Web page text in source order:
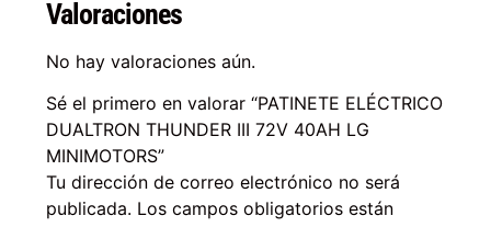
Valoraciones
No hay valoraciones aún.
Sé el primero en valorar “PATINETE ELÉCTRICO
DUALTRON THUNDER III 72V 40AH LG
MINIMOTORS”
Tu dirección de correo electrónico no será
publicada. Los campos obligatorios están